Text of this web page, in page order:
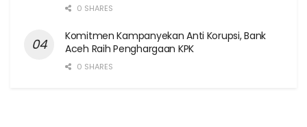
0 SHARES
Komitmen Kampanyekan Anti Korupsi, Bank
Aceh Raih Penghargaan KPK
0 SHARES